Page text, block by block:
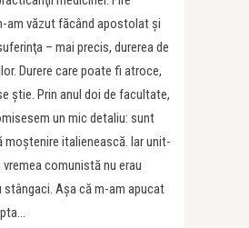
am văzut făcând apostolat şi
– mai precis, durerea de
Durere care poate fi atroce,
ştie. Prin anul doi de facultate,
un mic detaliu: sunt
moştenire italienească. Iar unit-
comunistă nu erau
Aşa că m-am apucat